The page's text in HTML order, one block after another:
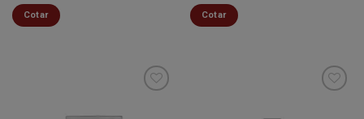
Cotar Cotar